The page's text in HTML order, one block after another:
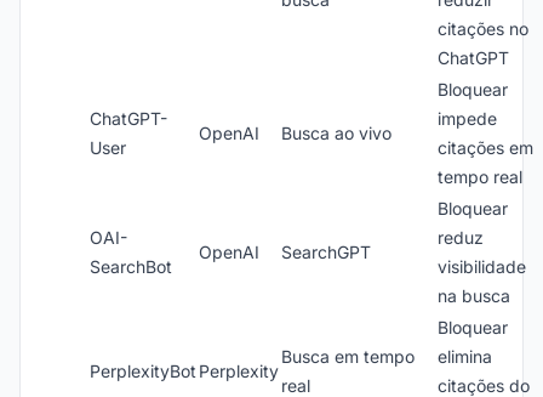
citações no
ChatGPT
ChatGPT-
User
OpenAI Busca ao vivo
Bloquear
impede
citações em
tempo real
OAI-
SearchBot
OpenAI SearchGPT
Bloquear
reduz
visibilidade
na busca
PerplexityBot Perplexity
Busca em tempo
real
Bloquear
elimina
citações do